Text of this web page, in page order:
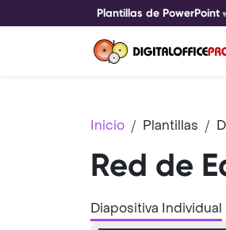
Plantillas de PowerPoint
Inicio Plantillas
Red de
Diapositiva Individual